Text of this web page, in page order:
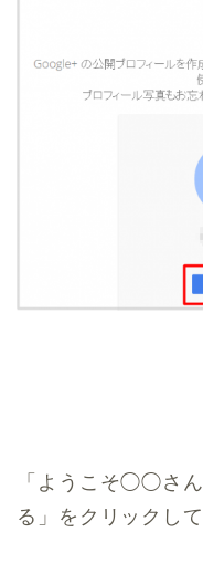
「ようこそ◯◯さ
る」をクリックし